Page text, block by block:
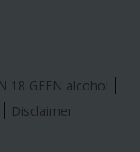
18 GEEN alcohol
Disclaimer